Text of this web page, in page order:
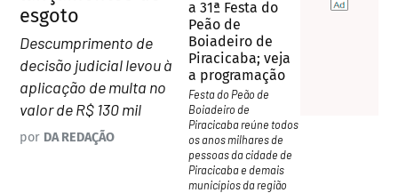
esgoto
Descumprimento de
decisão judicial levou à
aplicação de multa no
valor de R$ 130 mil
por DA REDAÇÃO
a 31ª Festa do
Peão de
Boiadeiro de
Piracicaba; veja
a programação
Festa do Peão de
Boiadeiro de
Piracicaba reúne todos
os anos milhares de
pessoas da cidade de
Piracicaba e demais
municípios da região